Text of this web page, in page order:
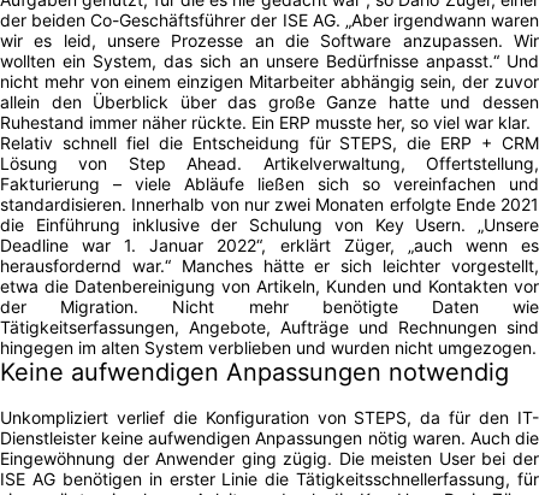
der beiden Co-Geschäftsführer der ISE AG. „Aber irgendwann waren
wir es leid, unsere Prozesse an die Software anzupassen. Wir
wollten ein System, das sich an unsere Bedürfnisse anpasst.“ Und
nicht mehr von einem einzigen Mitarbeiter abhängig sein, der zuvor
allein den Überblick über das große Ganze hatte und dessen
Ruhestand immer näher rückte. Ein ERP musste her, so viel war klar.
Relativ schnell fiel die Entscheidung für STEPS, die ERP + CRM
Lösung von Step Ahead. Artikelverwaltung, Offertstellung,
Fakturierung – viele Abläufe ließen sich so vereinfachen und
standardisieren. Innerhalb von nur zwei Monaten erfolgte Ende 2021
die Einführung inklusive der Schulung von Key Usern. „Unsere
Deadline war 1. Januar 2022“, erklärt Züger, „auch wenn es
herausfordernd war.“ Manches hätte er sich leichter vorgestellt,
etwa die Datenbereinigung von Artikeln, Kunden und Kontakten vor
der Migration. Nicht mehr benötigte Daten wie
Tätigkeitserfassungen, Angebote, Aufträge und Rechnungen sind
hingegen im alten System verblieben und wurden nicht umgezogen.
Keine aufwendigen Anpassungen notwendig
Unkompliziert verlief die Konfiguration von STEPS, da für den IT-
Dienstleister keine aufwendigen Anpassungen nötig waren. Auch die
Eingewöhnung der Anwender ging zügig. Die meisten User bei der
ISE AG benötigen in erster Linie die Tätigkeitsschnellerfassung, für